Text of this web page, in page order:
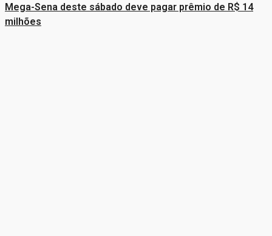
Mega-Sena deste sábado deve pagar prêmio de R$ 14
milhões